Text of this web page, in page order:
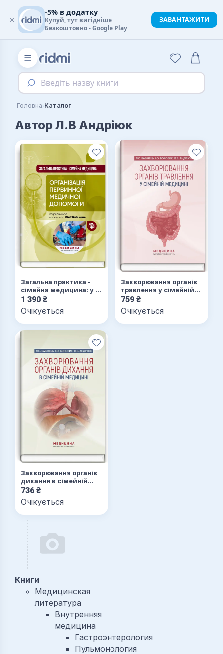
☰
Введіть назву книги
Головна›Каталог
Автор Л.В Андріюк
Загальна практика -
сімейна медицина: у 3
книгах. Книга 1.
Організація первинної
медичної допомоги:
підручник
1 390 ₴
Очікується
Захворювання органів
травлення у сімейній
медицині: навчальний
посібник
759 ₴
Очікується
Захворювання органів
дихання в сімейній
медицині: навчальний
736 ₴
Очікується
Книги
Медицинская
литература
Внутренняя
медицина
Гастроэнтерология
Пульмонология
×
-5% в додатку
Купуй, тут вигідніше
Безкоштовно - Google Play
ЗАВАНТАЖИТИ